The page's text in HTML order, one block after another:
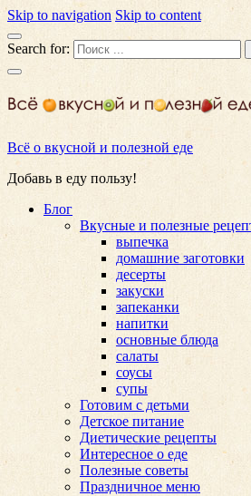
Skip to navigation Skip to content
Search for:
Всё о вкусной и полезной еде
Добавь в еду пользу!
Блог
Вкусные и полезные
выпечка
домашние заготовки
десерты
закуски
запеканки
напитки
основные блюда
салаты
соусы
супы
Готовим с детьми
Детское питание
Диетические рецепты
Интересное о еде
Полезные советы
Праздничное меню